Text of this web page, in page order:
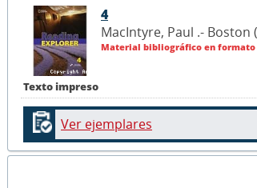
Texto impreso
4
MacIntyre, Paul .- Boston
Material bibliográfico en formato
Ver ejemplares